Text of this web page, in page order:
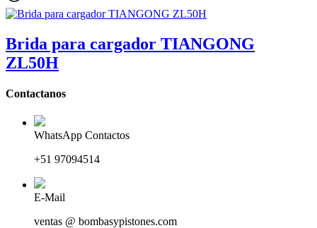
Brida para cargador TIANGONG
ZL50H
Contactanos
WhatsApp Contactos
+51 97094514
E-Mail
ventas @ bombasypistones.com